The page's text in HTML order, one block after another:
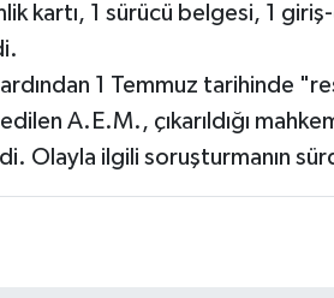
kartı, 1 sürücü belgesi, 1 giriş-
1 Temmuz tarihinde
A.E.M., çıkarıldığı
Olayla ilgili soruşturmanın